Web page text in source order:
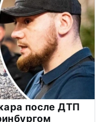
после ДТП